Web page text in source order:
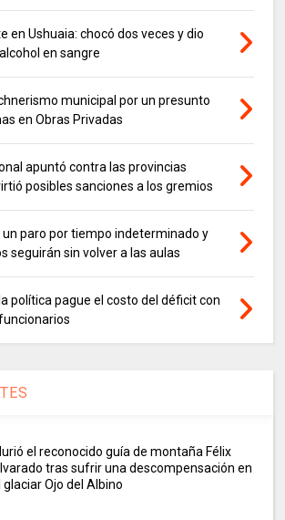
en Ushuaia: chocó dos veces y dio
en sangre
municipal por un presunto
en Obras Privadas
apuntó contra las provincias
posibles sanciones a los gremios
un paro por tiempo indeterminado y
seguirán sin volver a las aulas
política pague el costo del déficit con
el reconocido guía de montaña Félix
tras sufrir una descompensación en
glaciar Ojo del Albino